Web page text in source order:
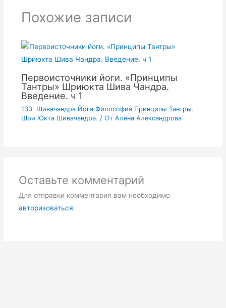
Похожие записи
Первоисточники йоги. «Принципы
Тантры» Шриюкта Шива Чандра.
Введение. ч 1
133. Шивачандра Йога.Философия Принципы Тантры.
Шри Юкта Шивачандра. / От Алёна Александрова
Оставьте комментарий
Для отправки комментария вам необходимо
авторизоваться.